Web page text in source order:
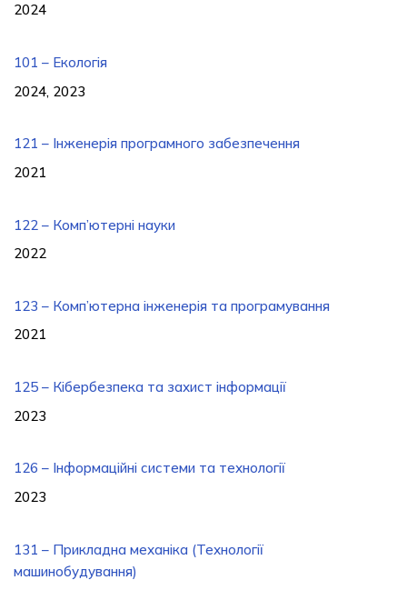
2024
101 – Екологія
2024, 2023
121 – Інженерія програмного забезпечення
2021
122 – Комп’ютерні науки
2022
123 – Комп’ютерна інженерія та програмування
2021
125 – Кібербезпека та захист інформації
2023
126 – Інформаційні системи та технології
2023
131 – Прикладна механіка (Технології
машинобудування)